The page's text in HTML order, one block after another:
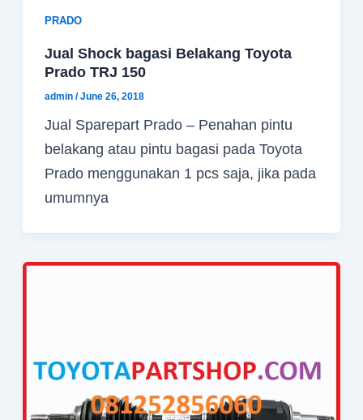
PRADO
Jual Shock bagasi Belakang Toyota
Prado TRJ 150
admin/June 26, 2018
Jual Sparepart Prado – Penahan pintu
belakang atau pintu bagasi pada Toyota
Prado menggunakan 1 pcs saja, jika pada
umumnya